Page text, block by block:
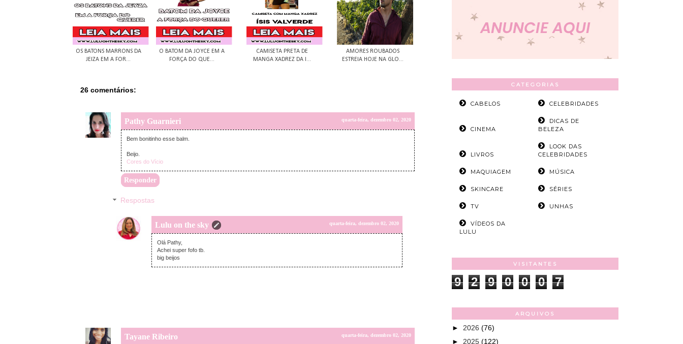
OS BATONS MARRONS DA
JEIZA EM A FOR...
O BATOM DA JOYCE EM A
FORÇA DO QUE...
CAMISETA PRETA DE
MANGA XADREZ DA I...
AMORES ROUBADOS
ESTREIA HOJE NA GLO...
26 comentários:
Pathy Guarnieri quarta-feira, dezembro 02, 2020
Bem bonitinho esse balm.
Beijo.
Cores do Vício
Responder
Respostas
Lulu on the sky quarta-feira, dezembro 02, 2020
Olá Pathy,
Achei super fofo tb.
big beijos
Tayane Ribeiro quarta-feira, dezembro 02, 2020
CATEGORIAS
CABELOS CELEBRIDADES
CINEMA
DICAS DE
BELEZA
LIVROS
LOOK DAS
CELEBRIDADES
MAQUIAGEM MÚSICA
SKINCARE SÉRIES
TV UNHAS
VÍDEOS DA
LULU
VISITANTES
9 2 9 0 0 0 7
ARQUIVOS
► 2026 (76)
► 2025 (122)